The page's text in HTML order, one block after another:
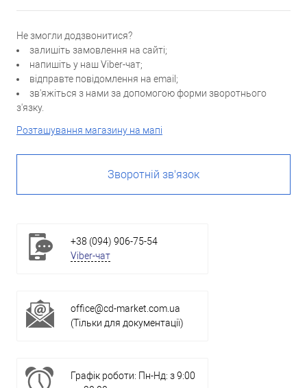
Не змогли додзвонитися?
залишіть замовлення на сайті;
напишіть у наш Viber-чат;
відправте повідомлення на email;
зв'яжіться з нами за допомогою форми зворотнього
з'язку.
Розташування магазину на мапі
Зворотній зв'язок
+38 (094) 906-75-54
Viber-чат
office@cd-market.com.ua
(Тільки для документації)
Графік роботи: Пн-Нд: з 9:00